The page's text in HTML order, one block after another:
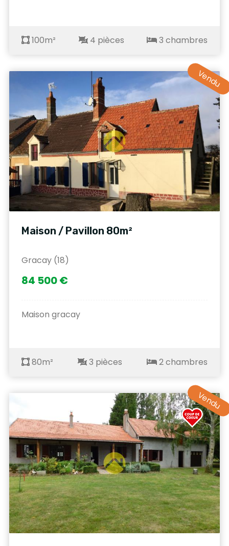
100m² 4 pièces 3 chambres
Vendu
Maison / Pavillon 80m²
Gracay (18)
84 500 €
Maison gracay
80m² 3 pièces 2 chambres
Vendu